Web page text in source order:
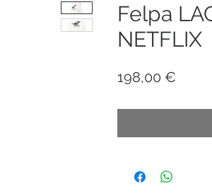
Felpa
NETFLIX
198,00 €